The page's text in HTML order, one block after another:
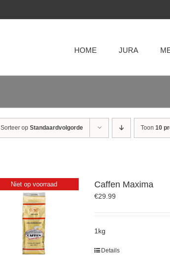
HOME JURA
Sorteer op Standaardvolgorde Toon 10
Niet op voorraad Caffen Maxima
€29.99
1kg
Details